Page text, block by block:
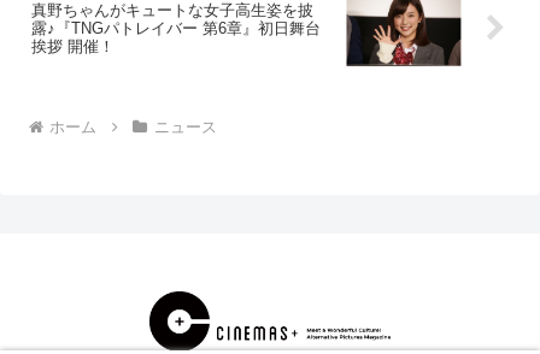
真野ちゃんがキュートな女子高生姿を披
露♪『TNGパトレイバー 第6章』初日舞台
挨拶 開催！
ホーム ニュース